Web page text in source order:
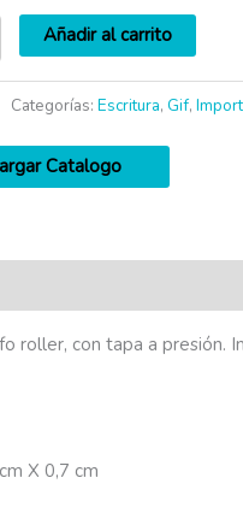
Añadir al carrito
Categorías: Escritura, Gif,
Catalogo
roller, con tapa a presión.
X 0,7 cm